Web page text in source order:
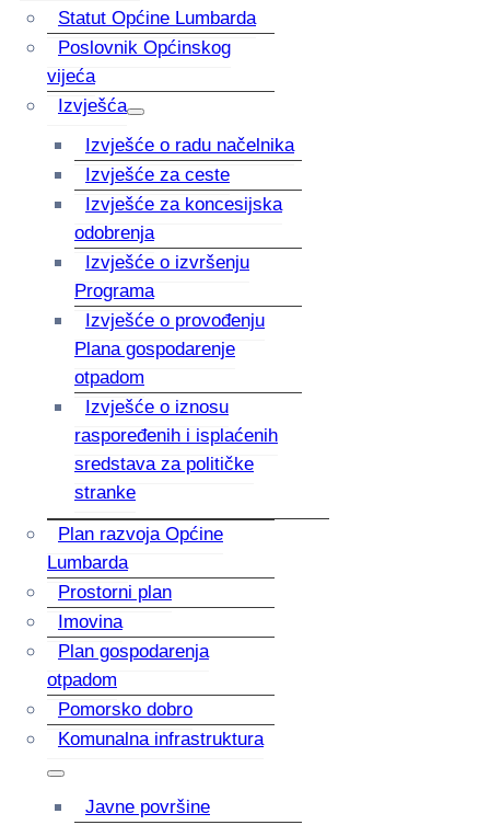
Statut Općine Lumbarda
Poslovnik Općinskog
vijeća
Izvješća
Izvješće o radu načelnika
Izvješće za ceste
Izvješće za koncesijska
odobrenja
Izvješće o izvršenju
Programa
Izvješće o provođenju
Plana gospodarenje
otpadom
Izvješće o iznosu
raspoređenih i isplaćenih
sredstava za političke
stranke
Plan razvoja Općine
Lumbarda
Prostorni plan
Imovina
Plan gospodarenja
otpadom
Pomorsko dobro
Komunalna infrastruktura
Javne površine